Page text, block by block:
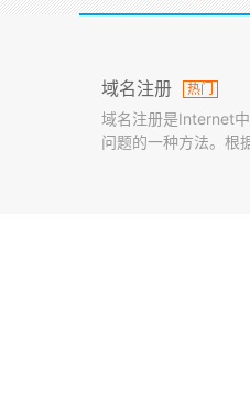
域名注册 热门
域名注册是Internet
问题的一种方法。根据